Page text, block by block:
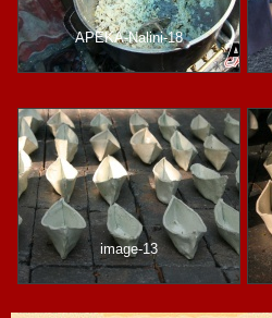
APEKA-Nalini-18
image-13